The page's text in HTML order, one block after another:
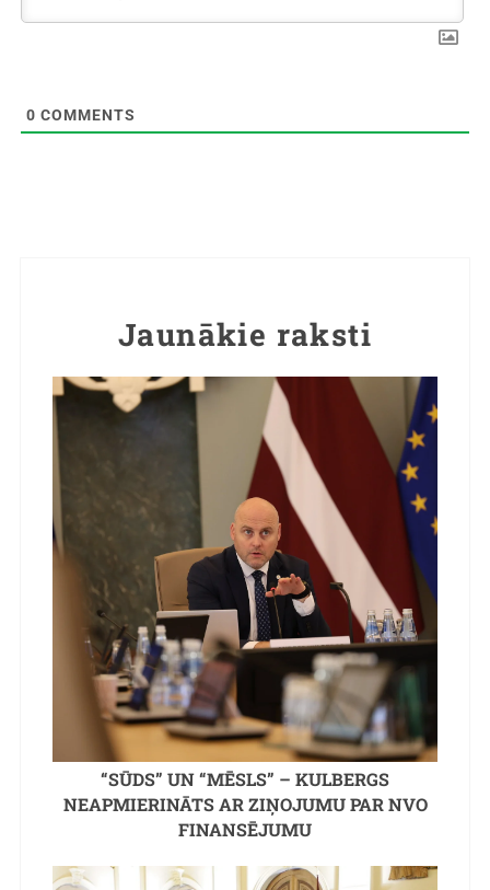
0 COMMENTS
Jaunākie raksti
“SŪDS” UN “MĒSLS” – KULBERGS
NEAPMIERINĀTS AR ZIŅOJUMU PAR NVO
FINANSĒJUMU